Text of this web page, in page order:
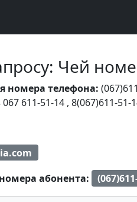
Чей
номера телефона:
067 611-51-14 , 8(067)611-51-
абонента: